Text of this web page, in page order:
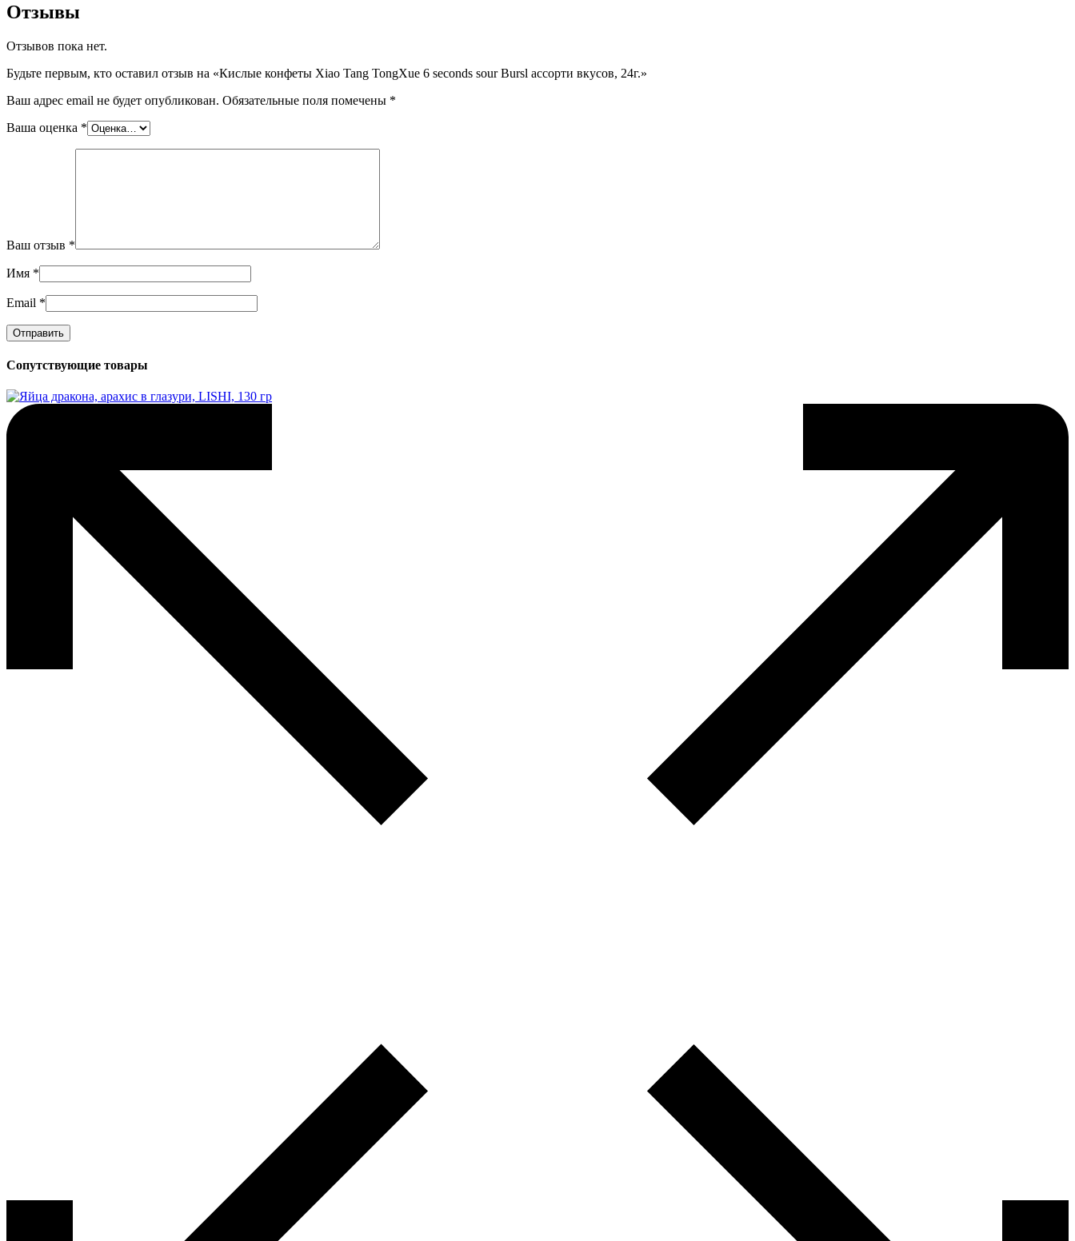
Отзывы
Отзывов пока нет.
Будьте первым, кто оставил отзыв на «Кислые конфеты Xiao Tang TongXue 6 seconds sour Bursl ассорти вкусов, 24г.»
Ваш адрес email не будет опубликован. Обязательные поля помечены *
Ваша оценка *
Ваш отзыв *
Имя *
Email *
Сопутствующие товары